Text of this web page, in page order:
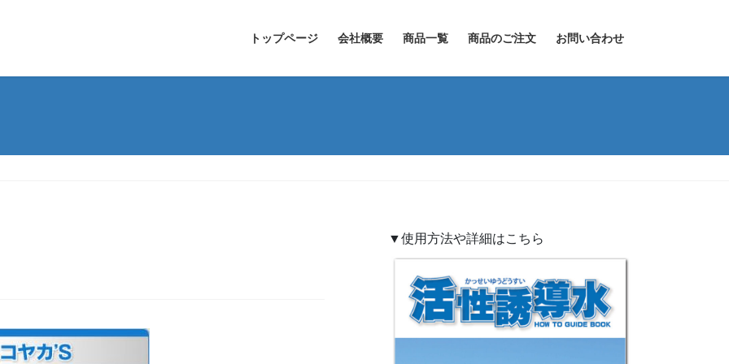
トップページ 会社概要 商品一覧 商品のご注文 お問い合わせ
▼使用方法や詳細はこちら